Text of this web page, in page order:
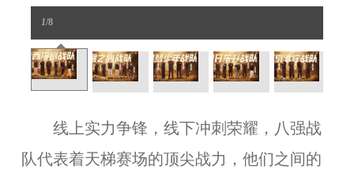
1/8
线上实力争锋，线下冲刺荣耀，八强战
队代表着天梯赛场的顶尖战力，他们之间的